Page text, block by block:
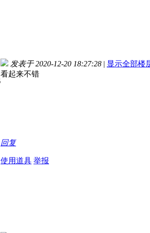
发表于 2020-12-20 18:27:28 | 显示全部楼
看起来不错
回复
使用道具 举报